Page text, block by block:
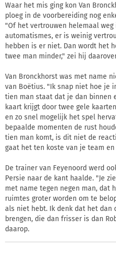
Waar het mis ging kon Van
ploeg in de voorbereiding nog
"Of het vertrouwen helemaal
automatismes, er is weinig
hebben is er niet. Dan wordt het
twee man minder," zei hij
Van Bronckhorst was met name
van Boëtius. "Ik snap niet hoe je
tien man staat dat je dan binnen
kaart krijgt door twee gele
en zo snel mogelijk het spel
bepaalde momenten de rust
tien man komt, is dit niet de
gaat het ten koste van je team
De trainer van Feyenoord werd
Persie naar de kant haalde. "Je
met name tegen negen man, dat
ruimtes groter worden om te
als niet hebt. Ik denk dat het dan
brengen, die dan frisser is dan
daarop.